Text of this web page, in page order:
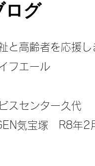
ログ
と高齢者を応援し
フエール
スセンター久代
気宝塚 R8年2